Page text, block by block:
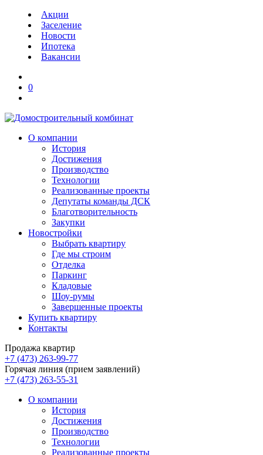
Акции
Заселение
Новости
Ипотека
Вакансии
0
О компании
История
Достижения
Производство
Технологии
Реализованные проекты
Депутаты команды ДСК
Благотворительность
Закупки
Новостройки
Выбрать квартиру
Где мы строим
Отделка
Паркинг
Кладовые
Шоу-румы
Завершенные проекты
Купить квартиру
Контакты
Продажа квартир
+7 (473) 263-99-77
Горячая линия (прием заявлений)
+7 (473) 263-55-31
О компании
История
Достижения
Производство
Технологии
Реализованные проекты